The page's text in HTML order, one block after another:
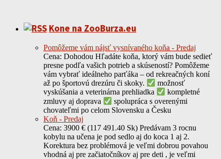
Kone na ZooBurza.eu
Pomôžeme vám nájsť vysnívaného koňa - Predaj
Cena: Dohodou Hľadáte koňa, ktorý vám bude sedieť
presne podľa vašich potrieb a skúseností? Pomôžeme
vám vybrať ideálneho parťáka – od rekreačných koní
až po športovú drezúru či skoky.
možnosť
vyskúšania a veterinárna prehliadka
kompletné
zmluvy aj doprava
spolupráca s overenými
chovateľmi po celom Slovensku a Česku
Koň - Predaj
Cena: 3900 € (117 491.40 Sk) Predávam 3 rocnu
kobylu na učena je pod sedlo aj do koca 1 aj 2.
Korektura bez problémová je veľmi dobrou povahou
vhodná aj pre začiatočníkov aj pre deti , je veľmi